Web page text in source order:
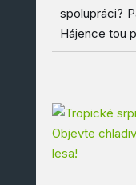
spolupráci?
Hájence tou